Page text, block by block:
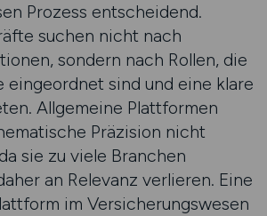
Prozess entscheidend.
suchen nicht nach
sondern nach Rollen, die
eingeordnet sind und eine klare
Allgemeine Plattformen
Präzision nicht
sie zu viele Branchen
an Relevanz verlieren. Eine
im Versicherungswesen